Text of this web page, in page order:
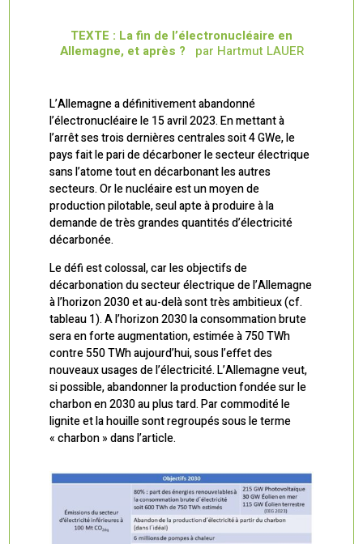
TEXTE : La fin de l’électronucléaire en
Allemagne, et après ? par Hartmut LAUER
L’Allemagne a définitivement abandonné
l’électronucléaire le 15 avril 2023. En mettant à
l’arrêt ses trois dernières centrales soit 4 GWe, le
pays fait le pari de décarboner le secteur électrique
sans l’atome tout en décarbonant les autres
secteurs. Or le nucléaire est un moyen de
production pilotable, seul apte à produire à la
demande de très grandes quantités d’électricité
décarbonée.
Le défi est colossal, car les objectifs de
décarbonation du secteur électrique de l’Allemagne
à l’horizon 2030 et au-delà sont très ambitieux (cf.
tableau 1). A l’horizon 2030 la consommation brute
sera en forte augmentation, estimée à 750 TWh
contre 550 TWh aujourd’hui, sous l’effet des
nouveaux usages de l’électricité. L’Allemagne veut,
si possible, abandonner la production fondée sur le
charbon en 2030 au plus tard. Par commodité le
lignite et la houille sont regroupés sous le terme
« charbon » dans l’article.